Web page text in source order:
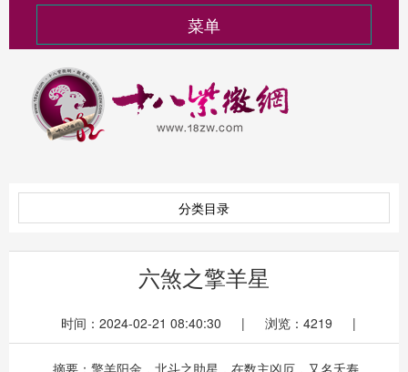
菜单
分类目录
六煞之擎羊星
时间：2024-02-21 08:40:30 | 浏览：4219 |
摘要：擎羊阳金，北斗之助星，在数主凶厄，又名夭寿